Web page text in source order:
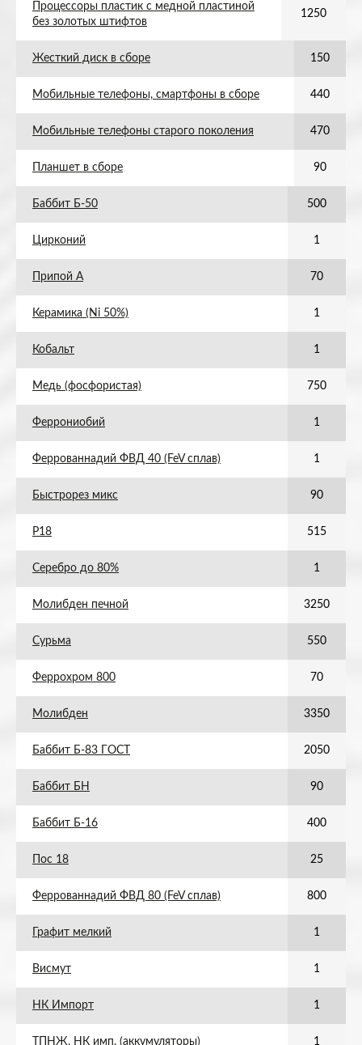
Процессоры пластик с медной пластиной
без золотых штифтов
1250
Жесткий диск в сборе 150
Мобильные телефоны, смартфоны в сборе 440
Мобильные телефоны старого поколения 470
Планшет в сборе 90
Баббит Б-50 500
Цирконий 1
Припой А 70
Керамика (Ni 50%) 1
Кобальт 1
Медь (фосфористая) 750
Феррониобий 1
Феррованнадий ФВД 40 (FeV сплав) 1
Быстрорез микс 90
Р18 515
Серебро до 80% 1
Молибден печной 3250
Сурьма 550
Феррохром 800 70
Молибден 3350
Баббит Б-83 ГОСТ 2050
Баббит БН 90
Баббит Б-16 400
Пос 18 25
Феррованнадий ФВД 80 (FeV сплав) 800
Графит мелкий 1
Висмут 1
НК Импорт 1
ТПНЖ, НК имп. (аккумуляторы) 1